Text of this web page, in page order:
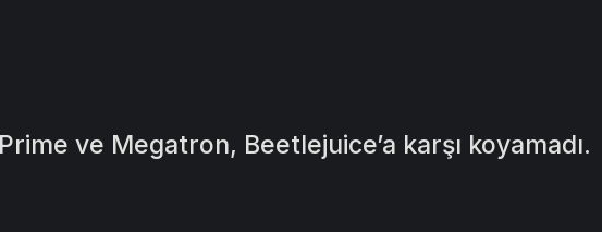
ve Megatron, Beetlejuice’a karşı koyamadı.